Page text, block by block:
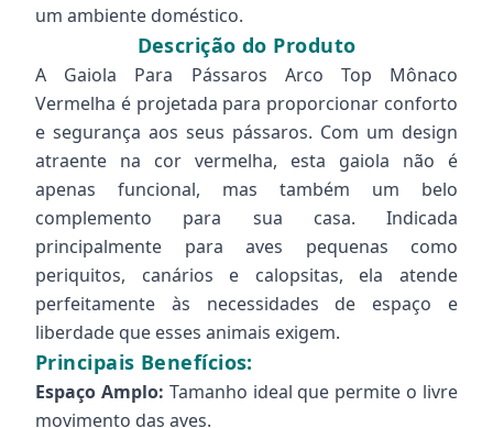
um ambiente doméstico.
Descrição do Produto
A Gaiola Para Pássaros Arco Top Mônaco
Vermelha é projetada para proporcionar conforto
e segurança aos seus pássaros. Com um design
atraente na cor vermelha, esta gaiola não é
apenas funcional, mas também um belo
complemento para sua casa. Indicada
principalmente para aves pequenas como
periquitos, canários e calopsitas, ela atende
perfeitamente às necessidades de espaço e
liberdade que esses animais exigem.
Principais Benefícios:
Espaço Amplo: Tamanho ideal que permite o livre
movimento das aves.